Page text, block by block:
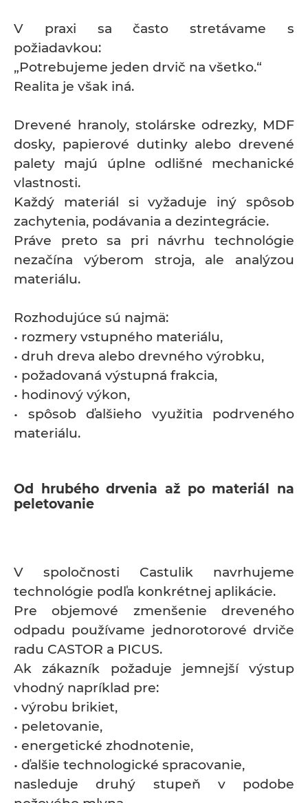
V praxi sa často stretávame s
požiadavkou:
„Potrebujeme jeden drvič na všetko.“
Realita je však iná.
Drevené hranoly, stolárske odrezky, MDF
dosky, papierové dutinky alebo drevené
palety majú úplne odlišné mechanické
vlastnosti.
Každý materiál si vyžaduje iný spôsob
zachytenia, podávania a dezintegrácie.
Práve preto sa pri návrhu technológie
nezačína výberom stroja, ale analýzou
materiálu.
Rozhodujúce sú najmä:
• rozmery vstupného materiálu,
• druh dreva alebo drevného výrobku,
• požadovaná výstupná frakcia,
• hodinový výkon,
• spôsob ďalšieho využitia podrveného
materiálu.
Od hrubého drvenia až po materiál na
peletovanie
V spoločnosti Castulik navrhujeme
technológie podľa konkrétnej aplikácie.
Pre objemové zmenšenie dreveného
odpadu používame jednorotorové drviče
radu CASTOR a PICUS.
Ak zákazník požaduje jemnejší výstup
vhodný napríklad pre:
• výrobu brikiet,
• peletovanie,
• energetické zhodnotenie,
• ďalšie technologické spracovanie,
nasleduje druhý stupeň v podobe